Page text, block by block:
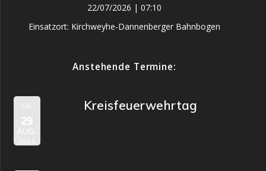
22/07/2026 | 07:10
Einsatzort: Kirchweyhe-Dannenberger Bahnbogen
Anstehende Termine:
SA.
29
AUG.
2026
Kreisfeuerwehrtag